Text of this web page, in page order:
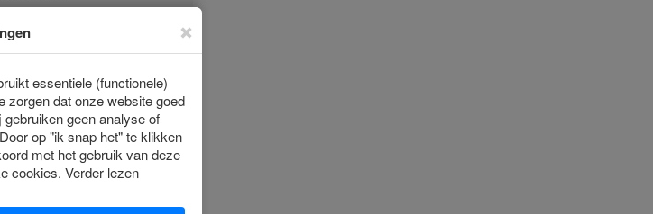
de
koortslip
fit.
zich
katten kan
met een